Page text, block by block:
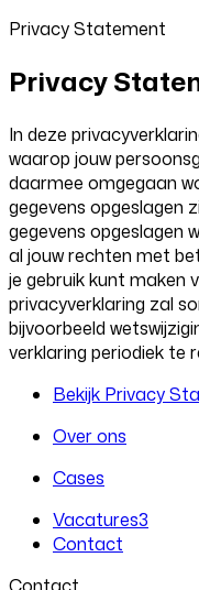
Privacy Statement
Privacy
In deze
waarop jouw
daarmee omgegaan
gegevens opgeslagen
gegevens opgeslagen
al jouw rechten met
je gebruik kunt maken
privacyverklaring zal
bijvoorbeeld
verklaring periodiek te
Bekijk Privacy
Over ons
Cases
Vacatures3
Contact